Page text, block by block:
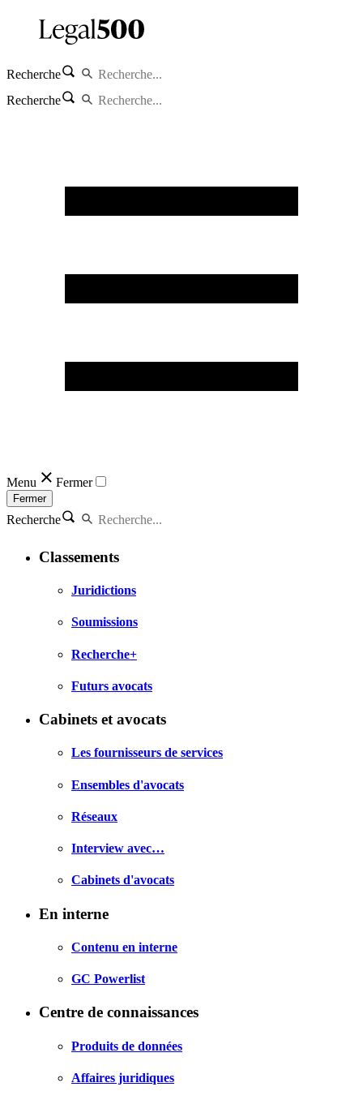
Recherche
Recherche
Menu Fermer
Fermer
Recherche
Classements
Juridictions
Soumissions
Recherche+
Futurs avocats
Cabinets et avocats
Les fournisseurs de services
Ensembles d'avocats
Réseaux
Interview avec…
Cabinets d'avocats
En interne
Contenu en interne
GC Powerlist
Centre de connaissances
Produits de données
Affaires juridiques